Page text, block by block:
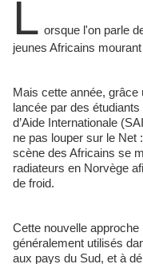
L orsque l'on parle
jeunes Africains
Mais cette année, grâce une campagne de sensibilisation
lancée par des
d’Aide Internationale
ne pas louper sur le Net :
scène des Africains se
radiateurs en Norvège
de froid.
Cette nouvelle approche réussit à briser les clichés
généralement utilisés
aux pays du Sud, et à